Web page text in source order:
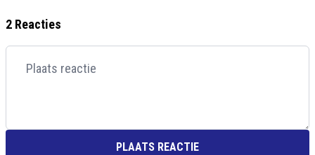
2 Reacties
PLAATS REACTIE